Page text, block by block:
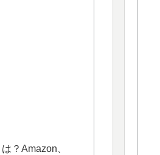
？Amazon、